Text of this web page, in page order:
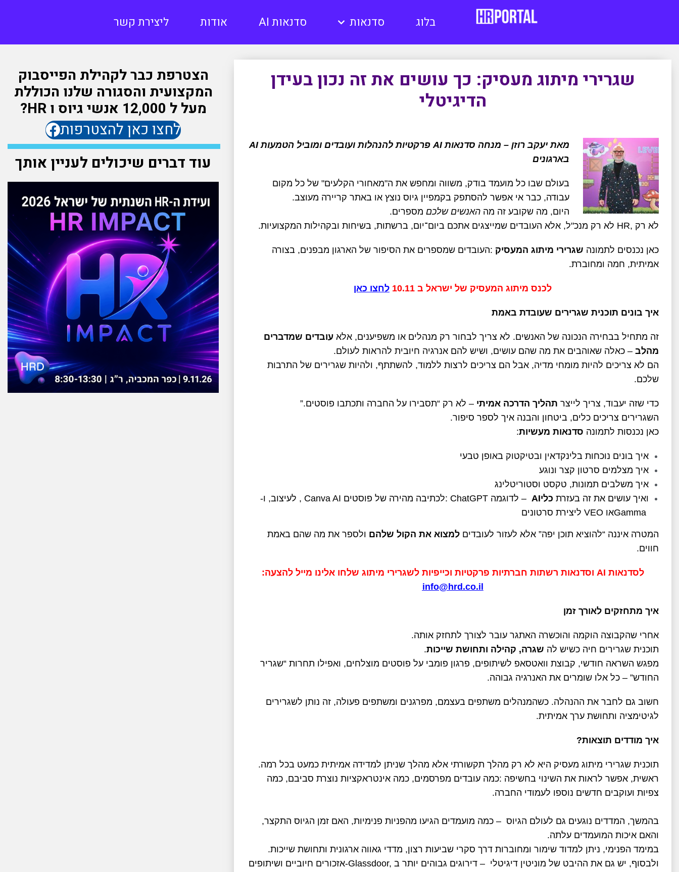
בלוג סדנאות סדנאות AI אודות ליצירת קשר
שגרירי מיתוג מעסיק: כך עושים את זה נכון בעידן
הדיגיטלי
מאת יעקב רוזן – מנחה סדנאות AI פרקטיות להנהלות ועובדים ומוביל הטמעות AI
בארגונים
בעולם שבו כל מועמד בודק, משווה ומחפש את ה"מאחורי הקלעים" של כל מקום
עבודה, כבר אי אפשר להסתפק בקמפיין גיוס נוצץ או באתר קריירה מעוצב.
היום, מה שקובע זה מה האנשים שלכם מספרים.
לא רק HR, לא רק מנכ"ל, אלא העובדים שמייצגים אתכם ביום־יום, ברשתות, בשיחות ובקהילות המקצועיות.
כאן נכנסים לתמונה שגרירי מיתוג המעסיק :העובדים שמספרים את הסיפור של הארגון מבפנים, בצורה
אמיתית, חמה ומחוברת.
לכנס מיתוג המעסיק של ישראל ב 10.11 לחצו כאן
איך בונים תוכנית שגרירים שעובדת באמת
זה מתחיל בבחירה הנכונה של האנשים. לא צריך לבחור רק מנהלים או משפיענים, אלא עובדים שמדברים
מהלב – כאלה שאוהבים את מה שהם עושים, ושיש להם אנרגיה חיובית להראות לעולם.
הם לא צריכים להיות מומחי מדיה, אבל הם צריכים לרצות ללמוד, להשתתף, ולהיות שגרירים של התרבות
שלכם.
כדי שזה יעבוד, צריך לייצר תהליך הדרכה אמיתי – לא רק “תסבירו על החברה ותכתבו פוסטים”.
השגרירים צריכים כלים, ביטחון והבנה איך לספר סיפור.
כאן נכנסות לתמונה סדנאות מעשיות:
איך בונים נוכחות בלינקדאין ובטיקטוק באופן טבעי
איך מצלמים סרטון קצר ונוגע
איך משלבים תמונות, טקסט וסטוריטלינג
ואיך עושים את זה בעזרת כליAI
– לדוגמה : ChatGPTלכתיבה מהירה של פוסטים , Canva AI לעיצוב, ו-
Gammaאו VEO ליצירת סרטונים
המטרה איננה “להוציא תוכן יפה” אלא לעזור לעובדים למצוא את הקול שלהם ולספר את מה שהם באמת
חווים.
לסדנאות AI וסדנאות רשתות חברתיות פרקטיות וכייפיות לשגרירי מיתוג שלחו אלינו מייל להצעה:
info@hrd.co.il
איך מתחזקים לאורך זמן
אחרי שהקבוצה הוקמה והוכשרה האתגר עובר לצורך לתחזק אותה.
תוכנית שגרירים חיה כשיש לה שגרה, קהילה ותחושת שייכות.
מפגש השראה חודשי, קבוצת וואטסאפ לשיתופים, פרגון פומבי על פוסטים מוצלחים, ואפילו תחרות “שגריר
החודש” – כל אלו שומרים את האנרגיה גבוהה.
חשוב גם לחבר את ההנהלה. כשהמנהלים משתפים בעצמם, מפרגנים ומשתפים פעולה, זה נותן לשגרירים
לגיטימציה ותחושת ערך אמיתית.
איך מודדים תוצאות?
תוכנית שגרירי מיתוג מעסיק היא לא רק מהלך תקשורתי אלא מהלך שניתן למדידה אמיתית כמעט בכל רמה.
ראשית, אפשר לראות את השינוי בחשיפה :כמה עובדים מפרסמים, כמה אינטראקציות נוצרת סביבם, כמה
צפיות ועוקבים חדשים נוספו לעמודי החברה.
בהמשך, המדדים נוגעים גם לעולם הגיוס – כמה מועמדים הגיעו מהפניות פנימיות, האם זמן הגיוס התקצר,
והאם איכות המועמדים עלתה.
במימד הפנימי, ניתן למדוד שימור ומחוברות דרך סקרי שביעות רצון, מדדי גאווה ארגונית ותחושת שייכות.
ולבסוף, יש גם את ההיבט של מוניטין דיגיטלי – דירוגים גבוהים יותר ב -Glassdoor,אזכורים חיוביים ושיתופים
הצטרפת כבר לקהילת הפייסבוק
המקצועית והסגורה שלנו הכוללת
מעל ל 12,000 אנשי גיוס ו HR?
לחצו כאן להצטרפות
עוד דברים שיכולים לעניין אותך